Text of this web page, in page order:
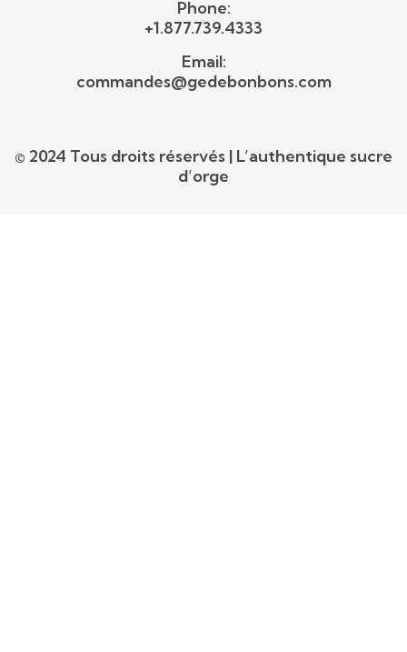
Phone:
+1.877.739.4333
Email:
commandes@gedebonbons.com
© 2024 Tous droits réservés | L’authentique sucre
d’orge